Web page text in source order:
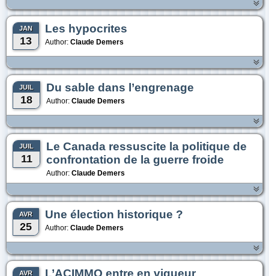
JAN
13
Les hypocrites
Author: Claude Demers
JUIL
18
Du sable dans l’engrenage
Author: Claude Demers
JUIL
11
Le Canada ressuscite la politique de
confrontation de la guerre froide
Author: Claude Demers
AVR
25
Une élection historique ?
Author: Claude Demers
AVR L’ACIMMO entre en vigueur